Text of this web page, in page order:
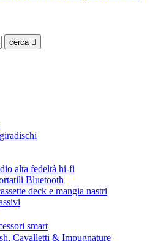
cerca 
alta fedeltà hi-fi
Bluetooth
deck e mangia nastri
smart
Cavalletti & Impugnature